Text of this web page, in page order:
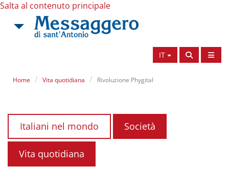
Salta al contenuto principale
IT
Home Vita quotidiana Rivoluzione Phygital
Italiani nel mondo Società
Vita quotidiana